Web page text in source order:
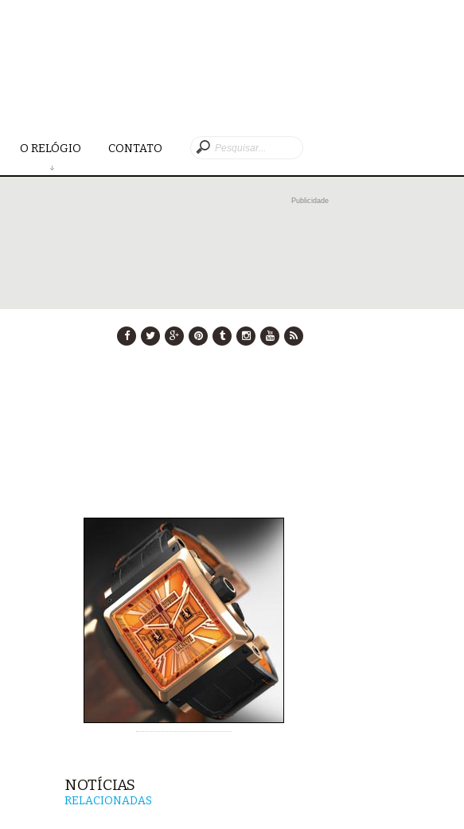
O RELÓGIO CONTATO
Publicidade
NOTÍCIAS
RELACIONADAS